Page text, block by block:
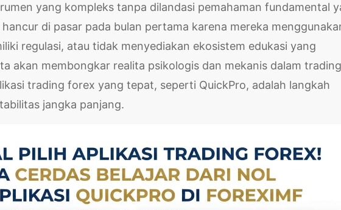
yang kompleks tanpa dilandasi pemahaman fundamental
di pasar pada bulan pertama karena mereka
regulasi, atau tidak menyediakan ekosistem edukasi yang
akan membongkar realita psikologis dan mekanis dalam
trading forex yang tepat, seperti QuickPro, adalah langkah
jangka panjang.